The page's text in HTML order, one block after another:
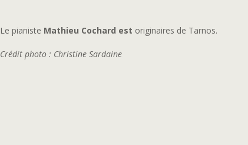
Le pianiste Mathieu Cochard est originaires de Tarnos.
Crédit photo : Christine Sardaine